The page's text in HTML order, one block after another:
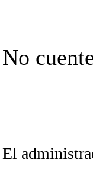
No
El